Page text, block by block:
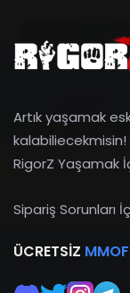
Artık yaşamak
kalabiliecekmisin!
RigorZ Yaşamak
Sipariş Sorunları
ÜCRETSIZ